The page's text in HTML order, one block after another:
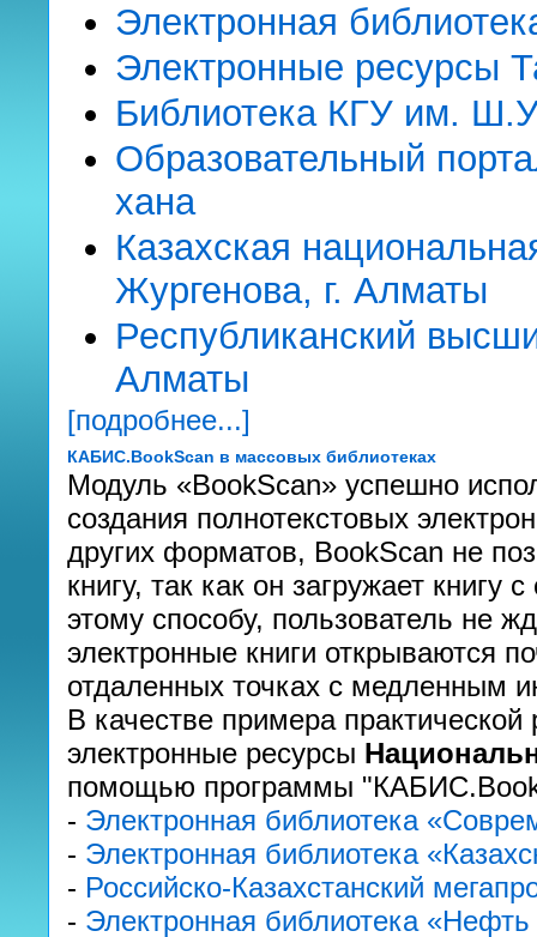
Электронная
Электронные ресурсы
Библиотека КГУ им.
Образовательный
хана
Казахская
Жургенова, г. Алматы
Республиканский
Алматы
[подробнее...]
КАБИС.BookScan в массовых библиотеках
Модуль «BookScan» успешно
создания полнотекстовых
других форматов, BookScan не
книгу, так как он загружает книгу
этому способу, пользователь не
электронные книги открываются
отдаленных точках с медленным
В качестве примера
электронные ресурсы
помощью программы
- Электронная библиотека
- Электронная библиотека
- Российско-Казахстанский
- Электронная библиотека «Нефть